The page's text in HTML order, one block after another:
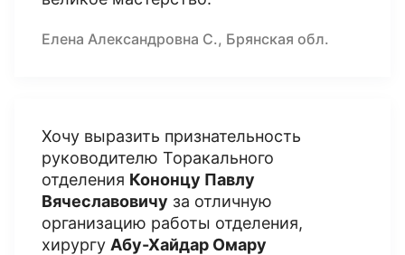
Елена Александровна С., Брянская обл.
Хочу выразить признательность
руководителю Торакального
отделения Кононцу Павлу
Вячеславовичу за отличную
организацию работы отделения,
хирургу Абу-Хайдар Омару